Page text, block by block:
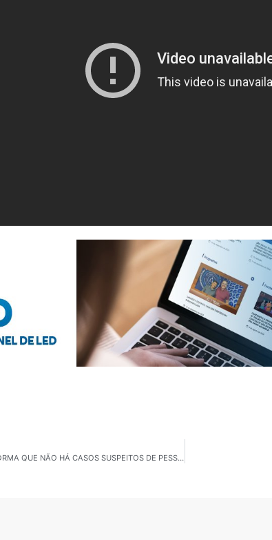
A PREFEITURA DE SÃO CAETANO DO SUL INFORMA QUE NÃO HÁ CASOS SUSPEITOS DE PESSOAS INFECTADAS COM O CORONAVÍRUS NO MUNICÍPIO.